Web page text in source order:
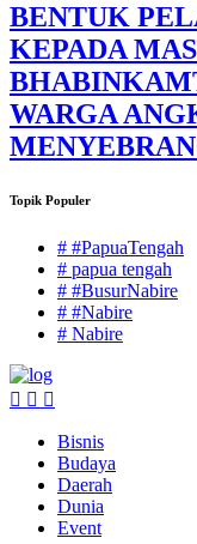
BENTUK
KEPADA
WARGA
Topik Populer
# #PapuaTengah
# papua tengah
# #BusurNabire
# #Nabire
# Nabire
Bisnis
Budaya
Daerah
Dunia
Event